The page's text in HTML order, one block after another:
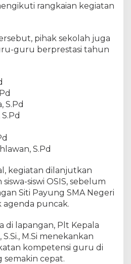
rangkaian kegiatan
pihak sekolah juga
guru berprestasi tahun
S.Pd
S.Pd
kegiatan dilanjutkan
siswi OSIS, sebelum
Siti Payung SMA Negeri
puncak.
di lapangan, Plt Kepala
M.Si menekankan
kompetensi guru di
semakin cepat.